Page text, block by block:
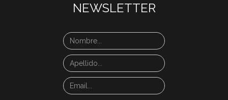
NEWSLETTER